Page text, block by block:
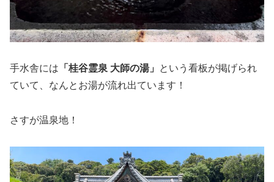
手水舎には 「桂谷霊泉 大師の湯」
という看板が掲げられ
ていて、なんとお湯が流れ出ています！
さすが温泉地！